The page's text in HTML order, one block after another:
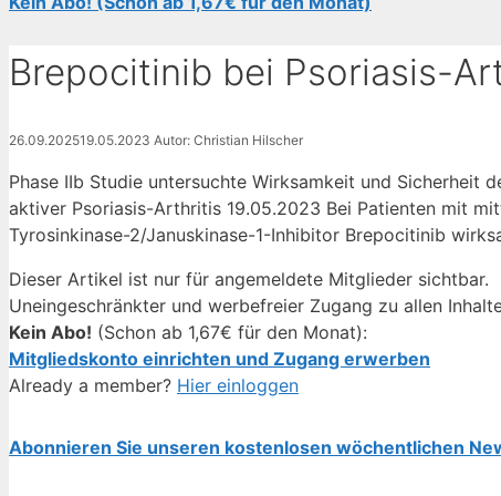
Brepocitinib bei Psoriasis-
26.09.202519.05.2023 Autor: Christian Hilscher
Phase IIb Studie untersuchte Wirksamkeit und Sicherheit
aktiver Psoriasis-Arthritis 19.05.2023 Bei Patienten mit
Tyrosinkinase-2/Januskinase-1-Inhibitor Brepocitinib
Dieser Artikel ist nur für angemeldete Mitglieder sichtbar.
Uneingeschränkter und werbefreier Zugang zu allen
Kein Abo! (Schon ab 1,67€ für den Monat):
Mitgliedskonto einrichten und Zugang erwerben
Already a member? Hier einloggen
Abonnieren Sie unseren kostenlosen wöchentlichen